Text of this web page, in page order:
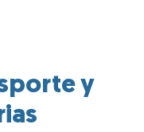
y